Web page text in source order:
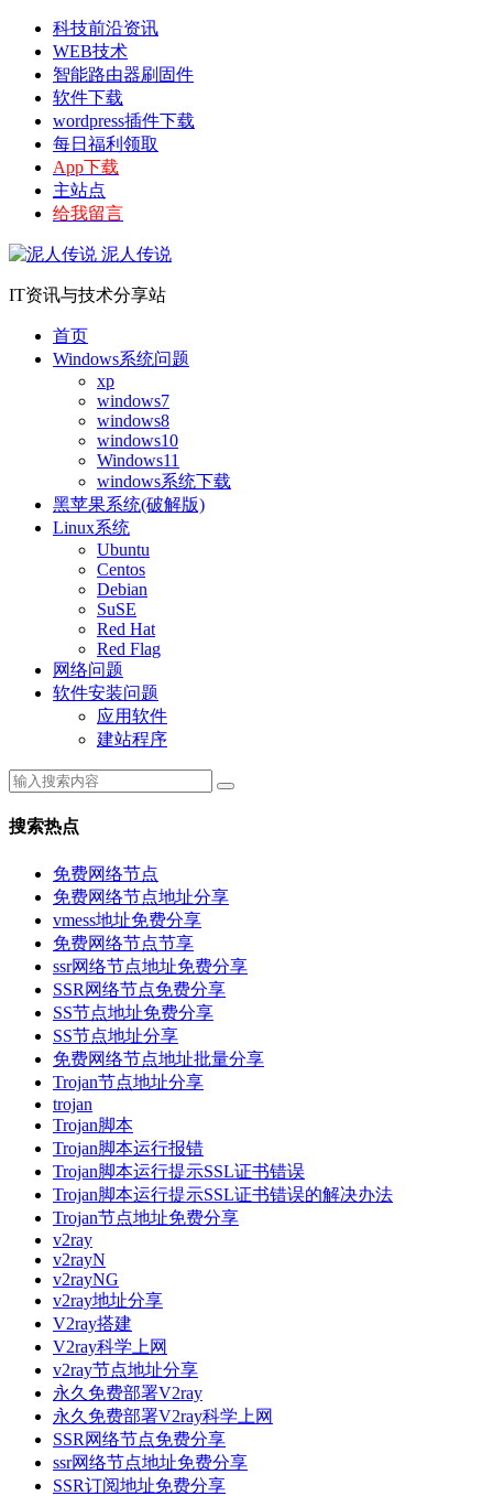
科技前沿资讯
WEB技术
智能路由器刷固件
软件下载
wordpress插件下载
每日福利领取
App下载
主站点
给我留言
泥人传说
IT资讯与技术分享站
首页
Windows系统问题
xp
windows7
windows8
windows10
Windows11
windows系统下载
黑苹果系统(破解版)
Linux系统
Ubuntu
Centos
Debian
SuSE
Red Hat
Red Flag
网络问题
软件安装问题
应用软件
建站程序
搜索热点
免费网络节点
免费网络节点地址分享
vmess地址免费分享
免费网络节点节享
ssr网络节点地址免费分享
SSR网络节点免费分享
SS节点地址免费分享
SS节点地址分享
免费网络节点地址批量分享
Trojan节点地址分享
trojan
Trojan脚本
Trojan脚本运行报错
Trojan脚本运行提示SSL证书错误
Trojan脚本运行提示SSL证书错误的解决办法
Trojan节点地址免费分享
v2ray
v2rayN
v2rayNG
v2ray地址分享
V2ray搭建
V2ray科学上网
v2ray节点地址分享
永久免费部署V2ray
永久免费部署V2ray科学上网
SSR网络节点免费分享
ssr网络节点地址免费分享
SSR订阅地址免费分享